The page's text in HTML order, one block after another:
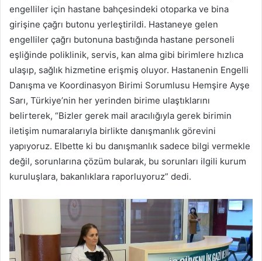
engelliler için hastane bahçesindeki otoparka ve bina
girişine çağrı butonu yerleştirildi. Hastaneye gelen
engelliler çağrı butonuna bastığında hastane personeli
eşliğinde poliklinik, servis, kan alma gibi birimlere hızlıca
ulaşıp, sağlık hizmetine erişmiş oluyor. Hastanenin Engelli
Danışma ve Koordinasyon Birimi Sorumlusu Hemşire Ayşe
Sarı, Türkiye’nin her yerinden birime ulaştıklarını
belirterek, “Bizler gerek mail aracılığıyla gerek birimin
iletişim numaralarıyla birlikte danışmanlık görevini
yapıyoruz. Elbette ki bu danışmanlık sadece bilgi vermekle
değil, sorunlarına çözüm bularak, bu sorunları ilgili kurum
kuruluşlara, bakanlıklara raporluyoruz” dedi.